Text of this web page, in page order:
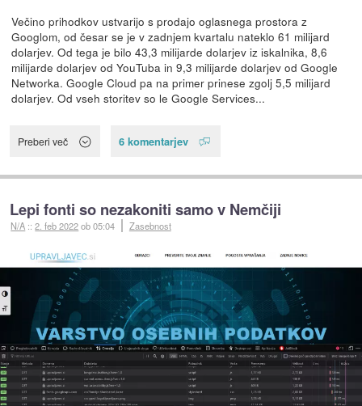
Večino prihodkov ustvarijo s prodajo oglasnega prostora z
Googlom, od česar se je v zadnjem kvartalu nateklo 61 milijard
dolarjev. Od tega je bilo 43,3 milijarde dolarjev iz iskalnika, 8,6
milijarde dolarjev od YouTuba in 9,3 milijarde dolarjev od Google
Networka. Google Cloud pa na primer prinese zgolj 5,5 milijard
dolarjev. Od vseh storitev so le Google Services...
Preberi več 6 komentarjev
Lepi fonti so nezakoniti samo v Nemčiji
N/A ::2. feb 2022ob 05:04 Zasebnost